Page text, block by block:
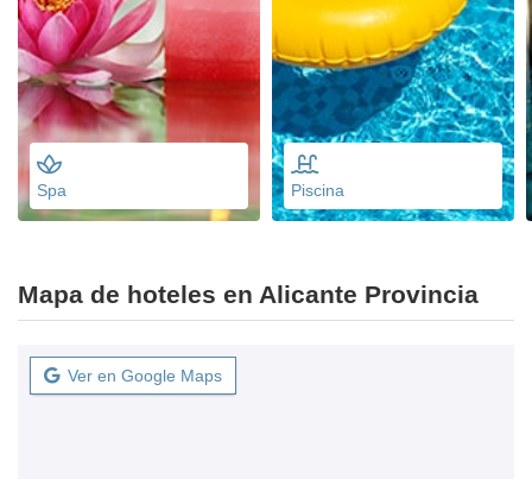
Spa Piscina
Mapa de hoteles en Alicante Provincia
Ver en Google Maps